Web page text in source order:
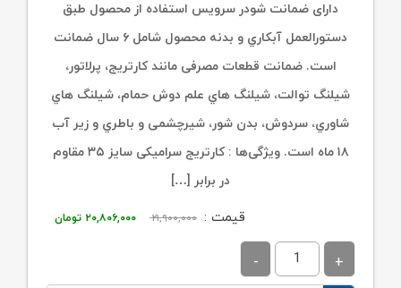
دارای ضمانت شودر سرویس استفاده از محصول طبق
دستورالعمل آبکاري و بدنه محصول شامل ۶ سال ضمانت
است. ضمانت قطعات مصرفی مانند کارتریج، پرلاتور،
شیلنگ توالت، شیلنگ هاي علم دوش حمام، شیلنگ هاي
شاوري، سردوش، بدن شور، شیرچشمی و باطري و زیر آب
۱۸ ماه است. ویژگی‌ها : کارتریج سرامیکی سایز ۳۵ مقاوم
در برابر […]
قیمت : ۲۱,۹۰۰,۰۰۰
قیمت
۲۰,۸۰۶,۰۰۰ تومان